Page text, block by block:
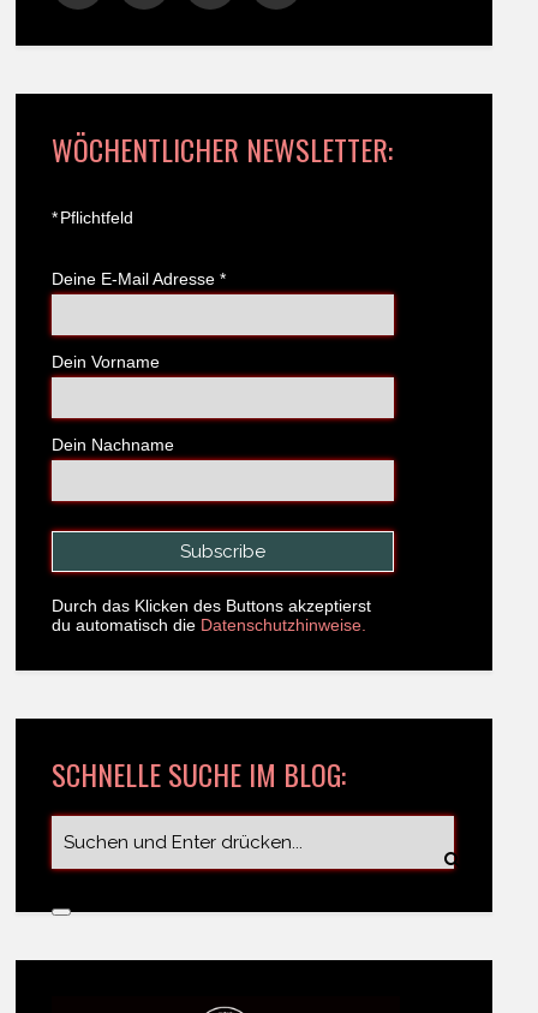
WÖCHENTLICHER NEWSLETTER:
*Pflichtfeld
Deine E-Mail Adresse *
Dein Vorname
Dein Nachname
Durch das Klicken des Buttons akzeptierst
du automatisch die Datenschutzhinweise.
SCHNELLE SUCHE IM BLOG: